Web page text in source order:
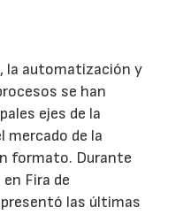
la automatización y
se han
ejes de la
mercado de la
formato. Durante
Fira de
las últimas